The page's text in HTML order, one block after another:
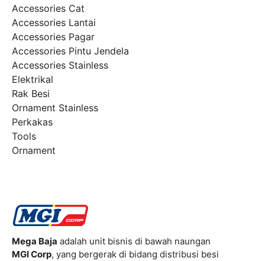
Accessories Cat
Accessories Lantai
Accessories Pagar
Accessories Pintu Jendela
Accessories Stainless
Elektrikal
Rak Besi
Ornament Stainless
Perkakas
Tools
Ornament
Mega Baja adalah unit bisnis di bawah naungan
MGI Corp, yang bergerak di bidang distribusi besi